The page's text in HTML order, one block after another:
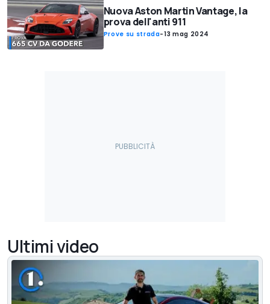
Nuova Aston Martin Vantage, la
prova dell'anti 911
Prove su strada-13 mag 2024
Ultimi video